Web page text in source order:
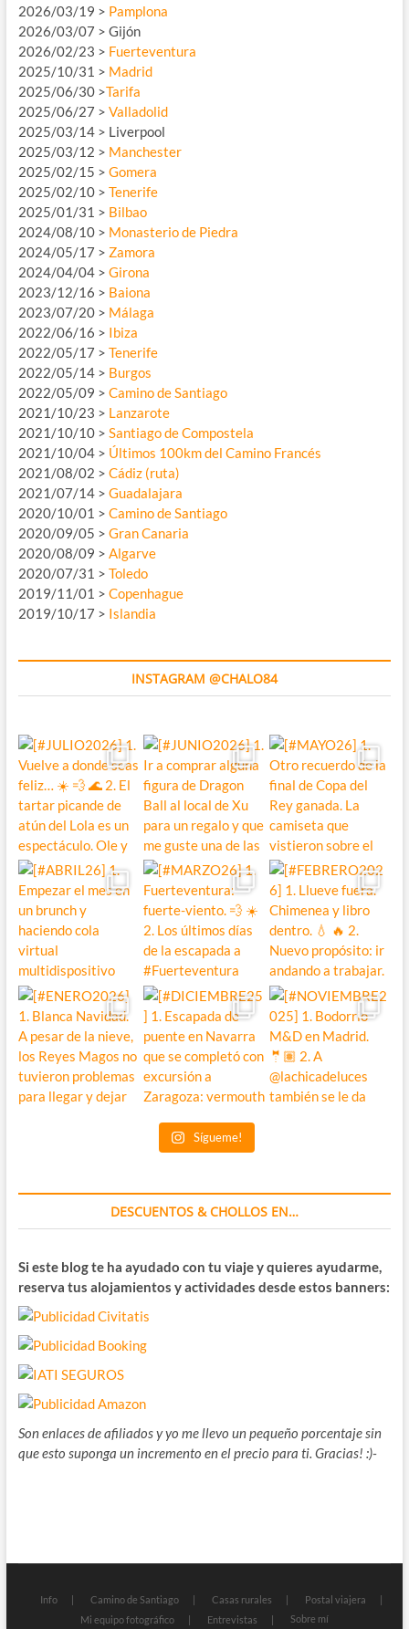
2026/03/19 > Pamplona
2026/03/07 > Gijón
2026/02/23 > Fuerteventura
2025/10/31 > Madrid
2025/06/30 >Tarifa
2025/06/27 > Valladolid
2025/03/14 > Liverpool
2025/03/12 > Manchester
2025/02/15 > Gomera
2025/02/10 > Tenerife
2025/01/31 > Bilbao
2024/08/10 > Monasterio de Piedra
2024/05/17 > Zamora
2024/04/04 > Girona
2023/12/16 > Baiona
2023/07/20 > Málaga
2022/06/16 > Ibiza
2022/05/17 > Tenerife
2022/05/14 > Burgos
2022/05/09 > Camino de Santiago
2021/10/23 > Lanzarote
2021/10/10 > Santiago de Compostela
2021/10/04 > Últimos 100km del Camino Francés
2021/08/02 > Cádiz (ruta)
2021/07/14 > Guadalajara
2020/10/01 > Camino de Santiago
2020/09/05 > Gran Canaria
2020/08/09 > Algarve
2020/07/31 > Toledo
2019/11/01 > Copenhague
2019/10/17 > Islandia
INSTAGRAM @CHALO84
Sígueme!
DESCUENTOS & CHOLLOS EN…
Si este blog te ha ayudado con tu viaje y quieres ayudarme,
reserva tus alojamientos y actividades desde estos banners:
Son enlaces de afiliados y yo me llevo un pequeño porcentaje sin
que esto suponga un incremento en el precio para ti. Gracias! :)-
Info Camino de Santiago Casas rurales
Postal viajera
Mi equipo fotográfico
Entrevistas Sobre mí